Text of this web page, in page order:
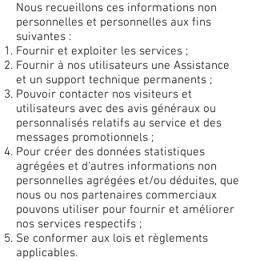
Nous recueillons ces informations non
personnelles et personnelles aux fins
suivantes :
Fournir et exploiter les services ;
Fournir à nos utilisateurs une Assistance
et un support technique permanents ;
Pouvoir contacter nos visiteurs et
utilisateurs avec des avis généraux ou
personnalisés relatifs au service et des
messages promotionnels ;
Pour créer des données statistiques
agrégées et d'autres informations non
personnelles agrégées et/ou déduites, que
nous ou nos partenaires commerciaux
pouvons utiliser pour fournir et améliorer
nos services respectifs ;
Se conformer aux lois et règlements
applicables.